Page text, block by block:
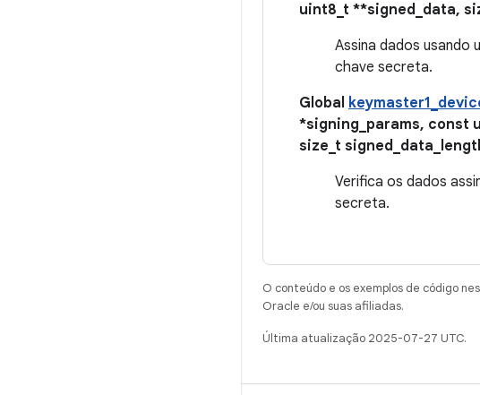
uint8_t **signed_data,
Assina dados usando
chave secreta.
Global
*signing_params, const
size_t
Verifica os dados
secreta.
O conteúdo e os exemplos de código
Oracle e/ou suas afiliadas.
Última atualização 2025-07-27 UTC.